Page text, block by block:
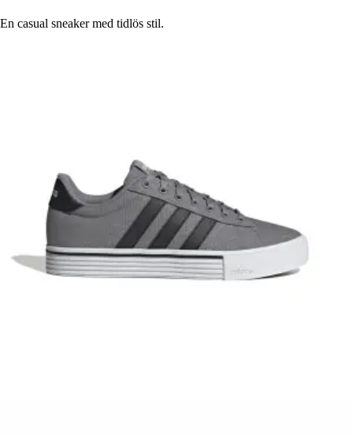
En casual sneaker med tidlös stil.